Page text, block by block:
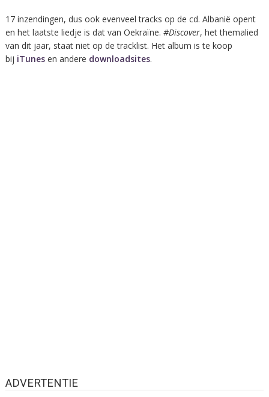
17 inzendingen, dus ook evenveel tracks op de cd. Albanië opent
en het laatste liedje is dat van Oekraïne. #Discover, het themalied
van dit jaar, staat niet op de tracklist. Het album is te koop
bij iTunes en andere downloadsites.
ADVERTENTIE